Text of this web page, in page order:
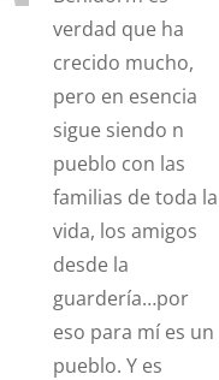
verdad que ha
crecido mucho,
pero en esencia
sigue siendo n
pueblo con las
familias de toda la
vida, los amigos
desde la
guardería…por
eso para mí es un
pueblo. Y es